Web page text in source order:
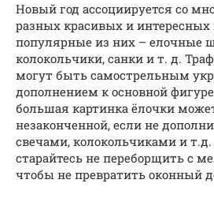
Новый год ассоциируется со
разных красивых и
популярные из них – елочные
колокольчики, санки и т. д.
могут быть самострельным
дополнением к основной
большая картинка ёлочки
незаконченной, если не
свечами, колокольчиками и
старайтесь не переборщить с
чтобы не превратить оконный